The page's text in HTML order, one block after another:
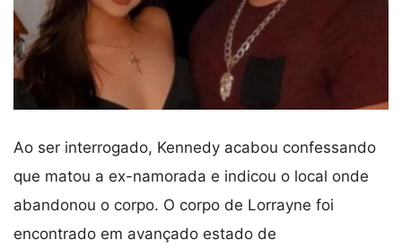
Ao ser interrogado, Kennedy acabou confessando
que matou a ex-namorada e indicou o local onde
abandonou o corpo. O corpo de Lorrayne foi
encontrado em avançado estado de